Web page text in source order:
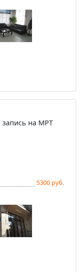
запись на МРТ
5300 руб.